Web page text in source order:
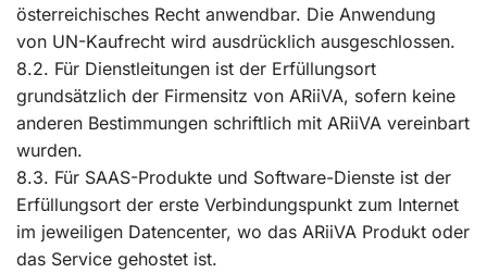
österreichisches Recht anwendbar. Die Anwendung
von UN-Kaufrecht wird ausdrücklich ausgeschlossen.
8.2. Für Dienstleitungen ist der Erfüllungsort
grundsätzlich der Firmensitz von ARiiVA, sofern keine
anderen Bestimmungen schriftlich mit ARiiVA vereinbart
wurden.
8.3. Für SAAS-Produkte und Software-Dienste ist der
Erfüllungsort der erste Verbindungspunkt zum Internet
im jeweiligen Datencenter, wo das ARiiVA Produkt oder
das Service gehostet ist.